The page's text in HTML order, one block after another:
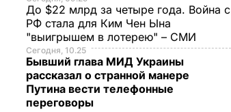
До $22 млрд за четыре года. Война с
РФ стала для Ким Чен Ына
"выигрышем в лотерею" – СМИ
Сегодня, 10.25
Бывший глава МИД Украины
рассказал о странной манере
Путина вести телефонные
переговоры